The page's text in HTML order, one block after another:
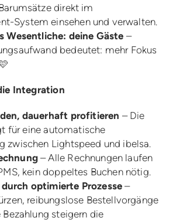
direkt im
System einsehen und verwalten.
Wesentliche: deine Gäste –
bedeutet: mehr Fokus
Integration
dauerhaft profitieren – Die
für eine automatische
zwischen Lightspeed und ibelsa.
– Alle Rechnungen laufen
kein doppeltes Buchen nötig.
optimierte Prozesse –
reibungslose Bestellvorgänge
steigern die